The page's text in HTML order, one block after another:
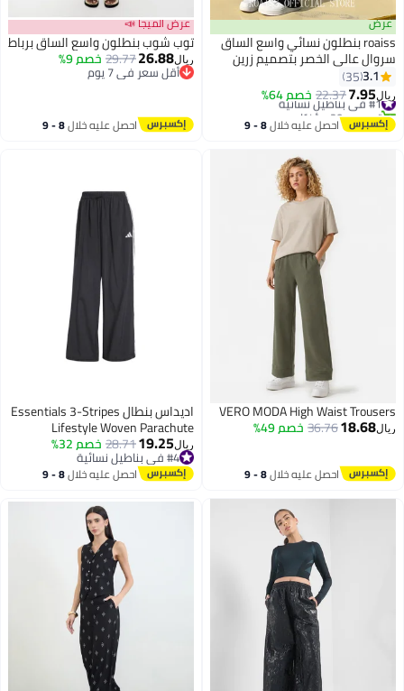
عرض
roaiss بنطلون نسائي واسع الساق
سروال عالي الخصر بتصميم زرين
للعمل والمكتب كاجوال مستقيم
الساق سروال طويل للسيدات ملابس
يومية للربيع والصيف والخريف
3.1
35
ريال7.95
22.37خصم 64% #1 في بناطيل نسائية
تم بيع +20 مؤخرًا
#1 في بناطيل نسائية احصل عليه خلال 8 - 9
عرض الميجا 📣
توب شوب بنطلون واسع الساق برباط
ريال26.88
29.77خصم 9%
أقل سعر في 7 يوم
أقل سعر في 7 يوم
احصل عليه خلال 8 - 9
VERO MODA High Waist Trousers
ريال18.68
36.76خصم 49%
احصل عليه خلال 8 - 9
اديداس بنطال Essentials 3-Stripes
Lifestyle Woven Parachute
ريال19.25
28.71خصم 32%
#4 في بناطيل نسائية
#4 في بناطيل نسائية احصل عليه خلال 8 - 9